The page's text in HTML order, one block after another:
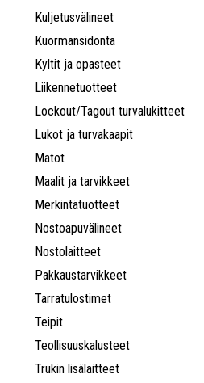
Kuljetusvälineet
Kuormansidonta
Kyltit ja opasteet
Liikennetuotteet
Lockout/Tagout turvalukitteet
Lukot ja turvakaapit
Matot
Maalit ja tarvikkeet
Merkintätuotteet
Nostoapuvälineet
Nostolaitteet
Pakkaustarvikkeet
Tarratulostimet
Teipit
Teollisuuskalusteet
Trukin lisälaitteet